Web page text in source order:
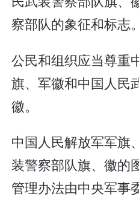
察部队的象征和标志。
公民和组织应当尊重
旗、军徽和中国人民
徽。
中国人民解放军军旗
装警察部队旗、徽的
管理办法由中央军事